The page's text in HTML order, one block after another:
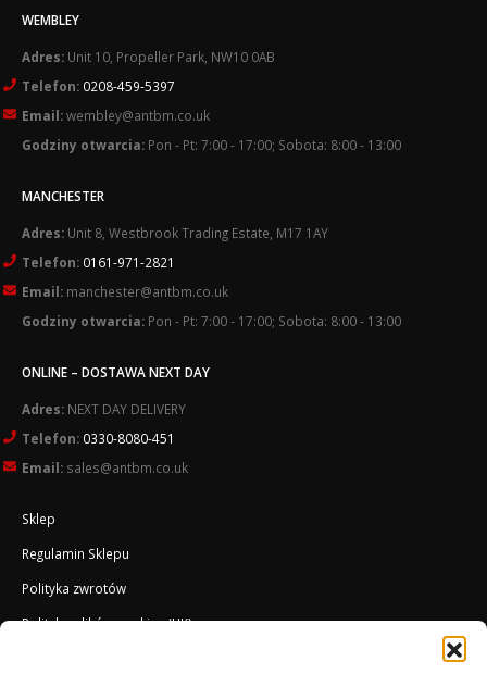
WEMBLEY
Adres: Unit 10, Propeller Park, NW10 0AB
Telefon: 0208-459-5397
Email:wembley@antbm.co.uk
Godziny otwarcia: Pon - Pt: 7:00 - 17:00; Sobota: 8:00 - 13:00
MANCHESTER
Adres: Unit 8, Westbrook Trading Estate, M17 1AY
Telefon: 0161-971-2821
Email: manchester@antbm.co.uk
Godziny otwarcia: Pon - Pt: 7:00 - 17:00; Sobota: 8:00 - 13:00
ONLINE – DOSTAWA NEXT DAY
Adres: NEXT DAY DELIVERY
Telefon: 0330-8080-451
Email: sales@antbm.co.uk
Sklep
Regulamin Sklepu
Polityka zwrotów
Polityka plików cookies (UK)